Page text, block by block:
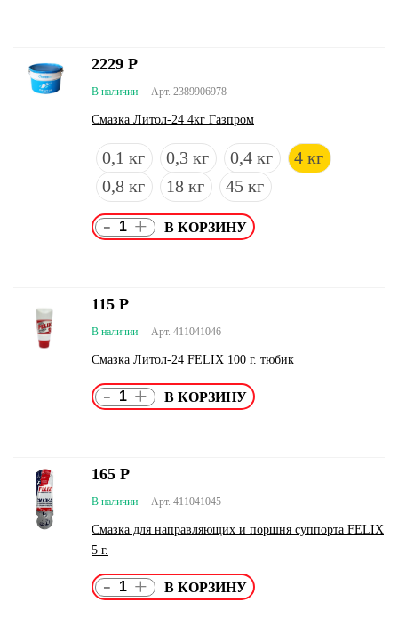
Арт. 2389906978
В наличии
Смазка Литол-24 4кг Газпром
0,1 кг 0,3 кг 0,4 кг
4 кг
0,8 кг
18 кг 45 кг
2229 Р
- +
Арт. 411041046
В наличии
Смазка Литол-24 FELIX 100 г. тюбик
115 Р
- +
Арт. 411041045
В наличии
Смазка для направляющих и поршня суппорта FELIX
5 г.
165 Р
- +